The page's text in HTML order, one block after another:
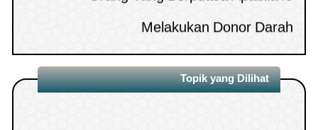
Melakukan Donor Darah
10.
Hukum Mengakhirkan Shalat Isya’ dan
Zhuhur Dari Awal Waktunya
Topik yang Dilihat